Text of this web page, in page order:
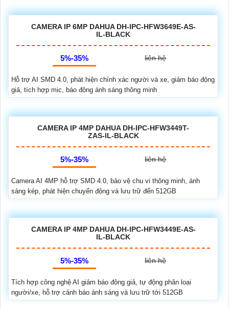
CAMERA IP 6MP DAHUA DH-IPC-HFW3649E-AS-
IL-BLACK
5%-35% liên hệ
Hỗ trợ AI SMD 4.0, phát hiện chính xác người và xe, giảm báo động
giả, tích hợp mic, báo động ánh sáng thông minh
CAMERA IP 4MP DAHUA DH-IPC-HFW3449T-
ZAS-IL-BLACK
5%-35% liên hệ
Camera AI 4MP hỗ trợ SMD 4.0, bảo vệ chu vi thông minh, ánh
sáng kép, phát hiện chuyển động và lưu trữ đến 512GB
CAMERA IP 4MP DAHUA DH-IPC-HFW3449E-AS-
IL-BLACK
5%-35% liên hệ
Tích hợp công nghệ AI giảm báo động giả, tự động phân loại
người/xe, hỗ trợ cảnh báo ánh sáng và lưu trữ tới 512GB